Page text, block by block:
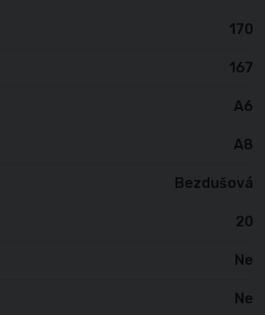
170
167
A6
A8
Bezdušová
20
Ne
Ne